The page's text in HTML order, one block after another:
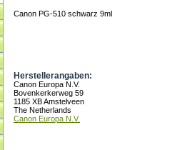
Canon PG-510 schwarz 9ml
Herstellerangaben:
Canon Europa N.V.
Bovenkerkerweg 59
1185 XB Amstelveen
The Netherlands
Canon Europa N.V.